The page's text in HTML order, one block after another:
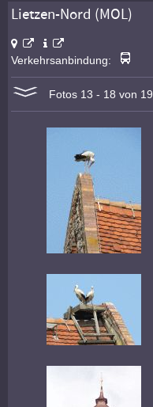
Lietzen-Nord (MOL)
Verkehrsanbindung:
Fotos 13 - 18 von 19